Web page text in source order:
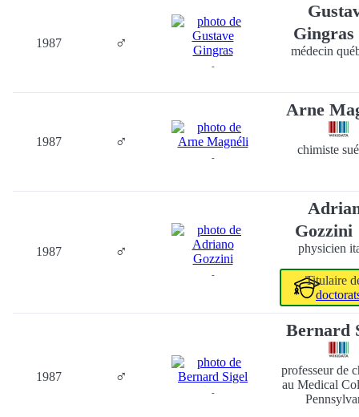
1987 ♂
-
Gingras
médecin
1987 ♂
-
Arne
chimiste
1987 ♂
-
Gozzini
physicien
Titulaire
1987 ♂
-
Bernard
professeur de
au Medical